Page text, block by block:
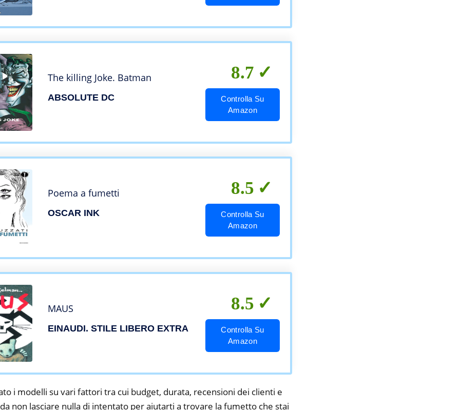
The killing Joke. Batman
ABSOLUTE DC
8.7
Controlla Su
Amazon
Poema a fumetti
OSCAR INK
8.5
Controlla Su
Amazon
MAUS
EINAUDI. STILE LIBERO EXTRA
8.5
Controlla Su
Amazon
i modelli su vari fattori tra cui budget, durata, recensioni dei clienti e
non lasciare nulla di intentato per aiutarti a trovare la fumetto che stai